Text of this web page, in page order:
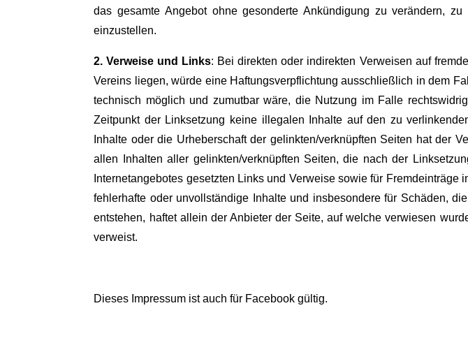
das gesamte Angebot ohne gesonderte Ankündigung zu verändern,
einzustellen.
2. Verweise und Links: Bei direkten oder indirekten Verweisen auf
Vereins liegen, würde eine Haftungsverpflichtung ausschließlich in dem
technisch möglich und zumutbar wäre, die Nutzung im Falle
Zeitpunkt der Linksetzung keine illegalen Inhalte auf den zu
Inhalte oder die Urheberschaft der gelinkten/verknüpften Seiten hat der
allen Inhalten aller gelinkten/verknüpften Seiten, die nach der
Internetangebotes gesetzten Links und Verweise sowie für
fehlerhafte oder unvollständige Inhalte und insbesondere für Schäden,
entstehen, haftet allein der Anbieter der Seite, auf welche verwiesen
verweist.
Dieses Impressum ist auch für Facebook gültig.